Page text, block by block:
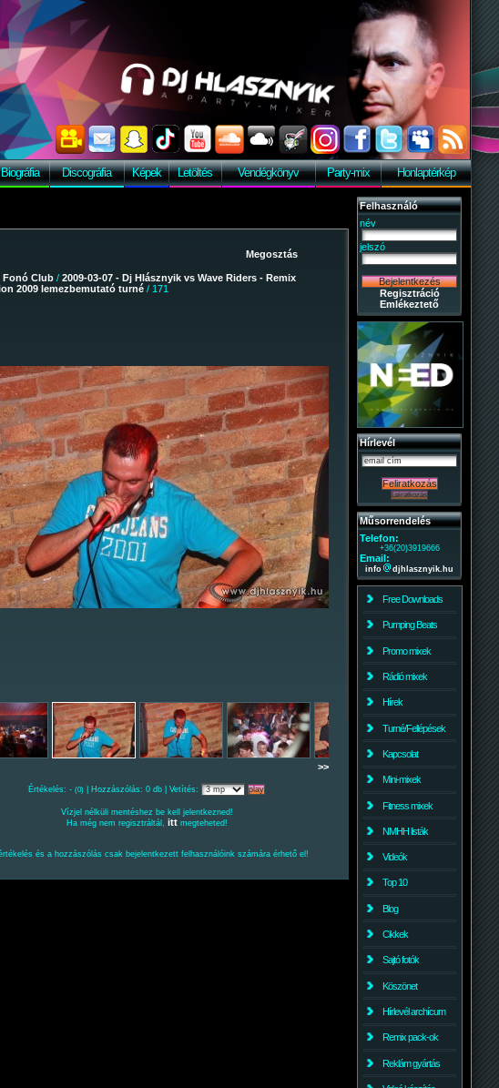
Biográfia Discográfia Képek Letöltés Vendégkönyv Party-mix Honlaptérkép
Fonó Club / 2009-03-07 - Dj Hlásznyik vs Wave Riders - Remix
2009 lemezbemutató turné / 171
>>
Értékelés: - (0) | Hozzászólás: 0 db | Vetítés:
Vízjel nélküli mentéshez be kell jelentkezned!
Ha még nem regisztráltál, ittmegteheted!
és a hozzászólás csak bejelentkezett felhasználóink számára érhető el!
Felhasználó
név
jelszó
Regisztráció
Emlékeztető
Hírlevél
Műsorrendelés
Telefon:
+36(20)3919666
Email:
info djhlasznyik.hu
Free Downloads
Pumping Beats
Promo mixek
Rádió mixek
Hírek
Turné/Fellépések
Kapcsolat
Mini-mixek
Fitness mixek
NMHH listák
Videók
Top 10
Blog
Cikkek
Sajtó fotók
Köszönet
Hírlevél archícum
Remix pack-ok
Reklám gyártás